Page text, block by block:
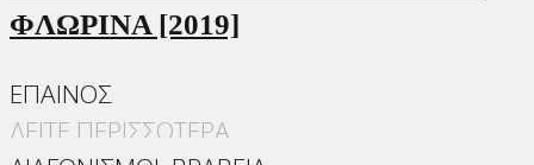
ΦΛΩΡΙΝΑ [2019]
ΕΠΑΙΝΟΣ
ΔΕΙΤΕ ΠΕΡΙΣΣΟΤΕΡΑ